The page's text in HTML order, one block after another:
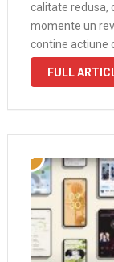
calitate redusa,
momente un
contine actiune
fenomenal. Din
FULL